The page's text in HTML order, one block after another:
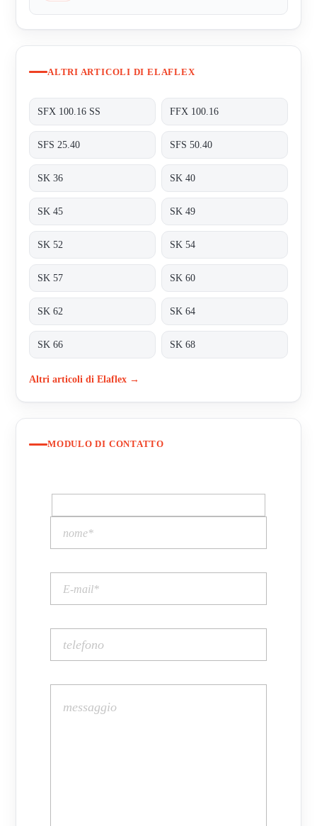
ALTRI ARTICOLI DI ELAFLEX
SFX 100.16 SS FFX 100.16
SFS 25.40 SFS 50.40
SK 36 SK 40
SK 45 SK 49
SK 52 SK 54
SK 57 SK 60
SK 62 SK 64
SK 66 SK 68
Altri articoli di Elaflex →
MODULO DI CONTATTO